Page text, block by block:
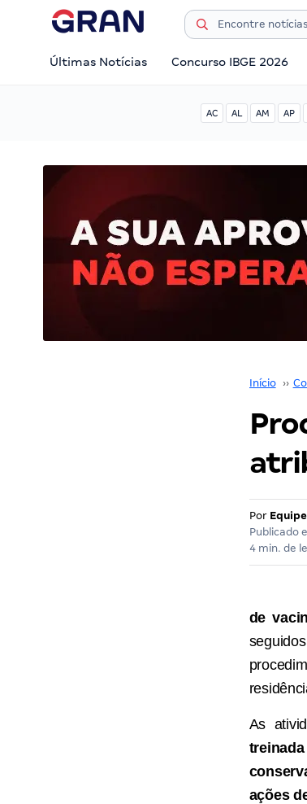
Últimas Notícias Concurso IBGE 2026
AC AL AM AP
Início ››
Por
Publicado
4 min. de
de
As
ações